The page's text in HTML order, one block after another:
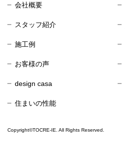
会社概要
スタッフ紹介
施工例
お客様の声
design casa
住まいの性能
Copyright©TOCRE-IE. All Rights Reserved.